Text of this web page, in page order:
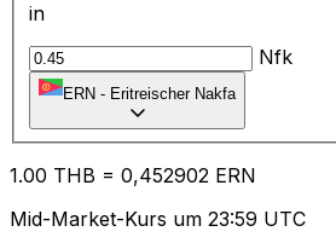
in
Nfk
ERN - Eritreischer Nakfa
1.00 THB = 0,452902 ERN
Mid-Market-Kurs um 23:59 UTC